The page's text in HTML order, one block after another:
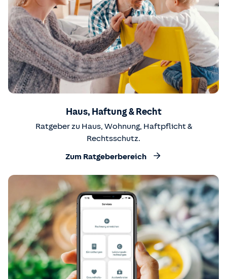
Haus, Haftung & Recht
Ratgeber zu Haus, Wohnung, Haftpflicht &
Rechtsschutz.
Zum Ratgeberbereich